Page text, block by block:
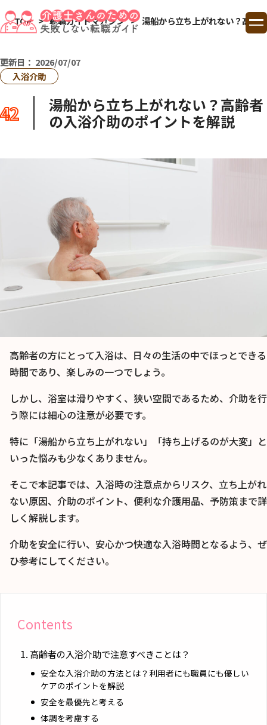
コラム
TOP 転職ガイドマガジン 湯船から立ち上がれない？高齢
入浴介助
更新日： 2026/07/07
42
湯船から立ち上がれない？高齢者
の入浴介助のポイントを解説
高齢者の方にとって入浴は、日々の生活の中でほっとできる
時間であり、楽しみの一つでしょう。
しかし、浴室は滑りやすく、狭い空間であるため、介助を行
う際には細心の注意が必要です。
特に「湯船から立ち上がれない」「持ち上げるのが大変」と
いった悩みも少なくありません。
そこで本記事では、入浴時の注意点からリスク、立ち上がれ
ない原因、介助のポイント、便利な介護用品、予防策まで詳
しく解説します。
介助を安全に行い、安心かつ快適な入浴時間となるよう、ぜ
ひ参考にしてください。
Contents
高齢者の入浴介助で注意すべきことは？
安全な入浴介助の方法とは？利用者にも職員にも優しい
ケアのポイントを解説
安全を最優先と考える
体調を考慮する